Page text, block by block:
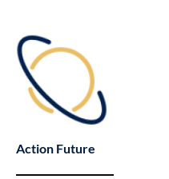
Action Future